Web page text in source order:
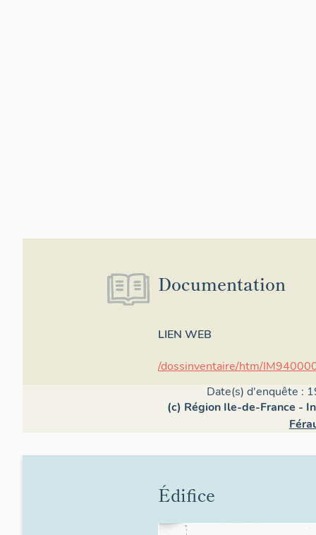
Documentation
LIEN WEB
/dossinventaire/htm/
Date(s) d'enquête :
(c) Région Ile-de-France -
Édifice